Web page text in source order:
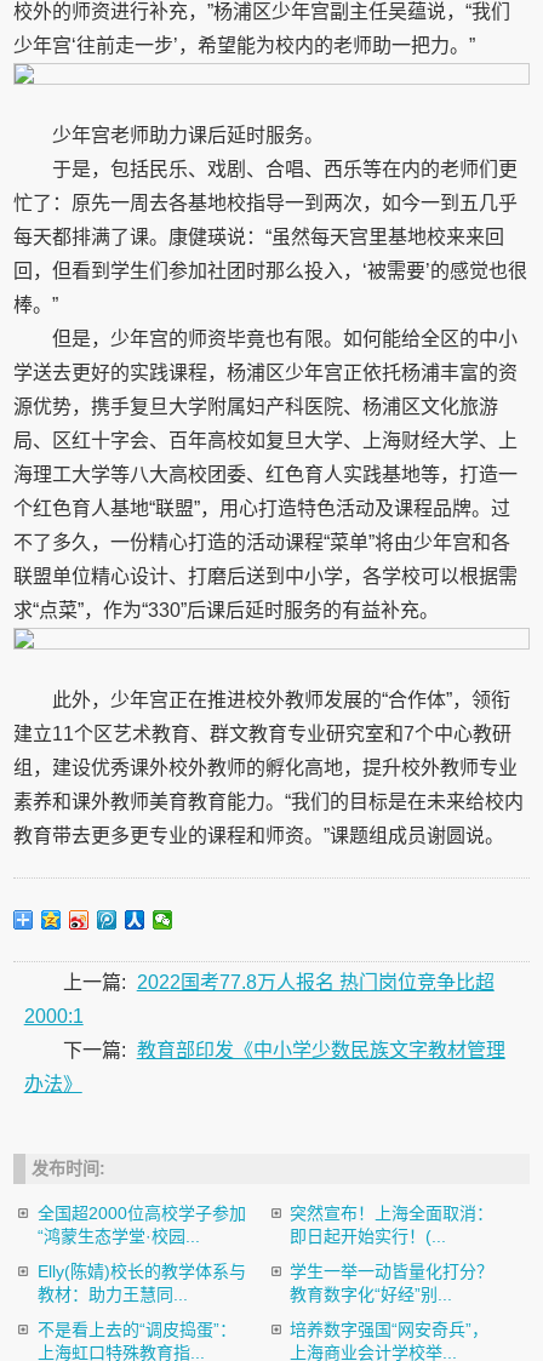
校外的师资进行补充，”杨浦区少年宫副主任吴蕴说，“我们
少年宫‘往前走一步’，希望能为校内的老师助一把力。”
少年宫老师助力课后延时服务。
于是，包括民乐、戏剧、合唱、西乐等在内的老师们更
忙了：原先一周去各基地校指导一到两次，如今一到五几乎
每天都排满了课。康健瑛说：“虽然每天宫里基地校来来回
回，但看到学生们参加社团时那么投入，‘被需要’的感觉也很
棒。”
但是，少年宫的师资毕竟也有限。如何能给全区的中小
学送去更好的实践课程，杨浦区少年宫正依托杨浦丰富的资
源优势，携手复旦大学附属妇产科医院、杨浦区文化旅游
局、区红十字会、百年高校如复旦大学、上海财经大学、上
海理工大学等八大高校团委、红色育人实践基地等，打造一
个红色育人基地“联盟”，用心打造特色活动及课程品牌。过
不了多久，一份精心打造的活动课程“菜单”将由少年宫和各
联盟单位精心设计、打磨后送到中小学，各学校可以根据需
求“点菜”，作为“330”后课后延时服务的有益补充。
此外，少年宫正在推进校外教师发展的“合作体”，领衔
建立11个区艺术教育、群文教育专业研究室和7个中心教研
组，建设优秀课外校外教师的孵化高地，提升校外教师专业
素养和课外教师美育教育能力。“我们的目标是在未来给校内
教育带去更多更专业的课程和师资。”课题组成员谢圆说。
上一篇:
2022国考77.8万人报名 热门岗位竞争比超
2000:1
下一篇: 教育部印发《中小学少数民族文字教材管理
办法》
发布时间:
全国超2000位高校学子参加
“鸿蒙生态学堂·校园...
突然宣布！上海全面取消：
即日起开始实行！(...
Elly(陈婧)校长的教学体系与
教材：助力王慧同...
学生一举一动皆量化打分？
教育数字化“好经”别...
不是看上去的“调皮捣蛋”：
上海虹口特殊教育指...
培养数字强国“网安奇兵”，
上海商业会计学校举...